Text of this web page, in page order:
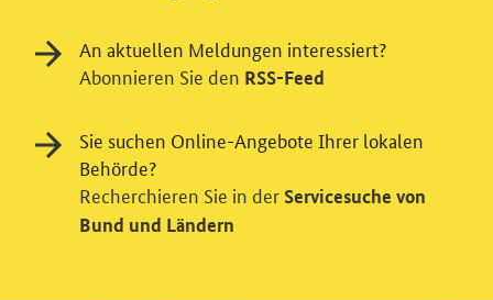
Einwilligung in Tracking und / oder
Videodienst
Wir bitten Sie an dieser Stelle um Ihre Einwilligung für
verschiedene Zusatzdienste unserer Webseite: Wir
An aktuellen Meldungen interessiert?
Abonnieren Sie den RSS-Feed
Sie suchen Online-Angebote Ihrer lokalen
Behörde?
Recherchieren Sie in der Servicesuche von
Bund und Ländern